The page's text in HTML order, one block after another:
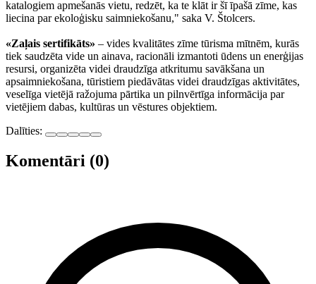
katalogiem apmešanās vietu, redzēt, ka te klāt ir šī īpašā zīme, kas
liecina par ekoloģisku saimniekošanu," saka V. Štolcers.
«Zaļais sertifikāts» – vides kvalitātes zīme tūrisma mītnēm, kurās
tiek saudzēta vide un ainava, racionāli izmantoti ūdens un enerģijas
resursi, organizēta videi draudzīga atkritumu savākšana un
apsaimniekošana, tūristiem piedāvātas videi draudzīgas aktivitātes,
veselīga vietējā ražojuma pārtika un pilnvērtīga informācija par
vietējiem dabas, kultūras un vēstures objektiem.
Dalīties:
Komentāri (0)